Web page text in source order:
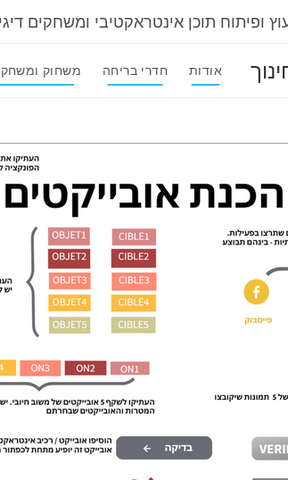
ופיתוח תוכן אינטראקטיבי ומשחקים
אודות חדרי בריחה משחוק